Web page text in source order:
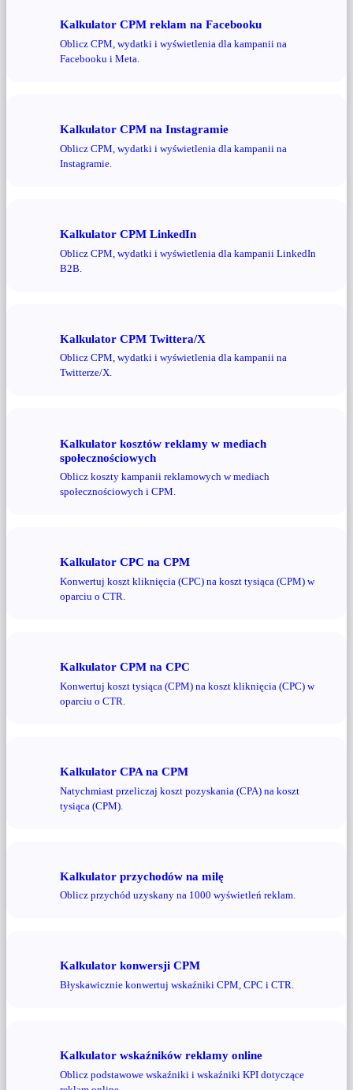
Kalkulator CPM reklam na Facebooku
Oblicz CPM, wydatki i wyświetlenia dla kampanii na
Facebooku i Meta.
Kalkulator CPM na Instagramie
Oblicz CPM, wydatki i wyświetlenia dla kampanii na
Instagramie.
Kalkulator CPM LinkedIn
Oblicz CPM, wydatki i wyświetlenia dla kampanii LinkedIn
B2B.
Kalkulator CPM Twittera/X
Oblicz CPM, wydatki i wyświetlenia dla kampanii na
Twitterze/X.
Kalkulator kosztów reklamy w mediach
społecznościowych
Oblicz koszty kampanii reklamowych w mediach
społecznościowych i CPM.
Kalkulator CPC na CPM
Konwertuj koszt kliknięcia (CPC) na koszt tysiąca (CPM) w
oparciu o CTR.
Kalkulator CPM na CPC
Konwertuj koszt tysiąca (CPM) na koszt kliknięcia (CPC) w
oparciu o CTR.
Kalkulator CPA na CPM
Natychmiast przeliczaj koszt pozyskania (CPA) na koszt
tysiąca (CPM).
Kalkulator przychodów na milę
Oblicz przychód uzyskany na 1000 wyświetleń reklam.
Kalkulator konwersji CPM
Błyskawicznie konwertuj wskaźniki CPM, CPC i CTR.
Kalkulator wskaźników reklamy online
Oblicz podstawowe wskaźniki i wskaźniki KPI dotyczące